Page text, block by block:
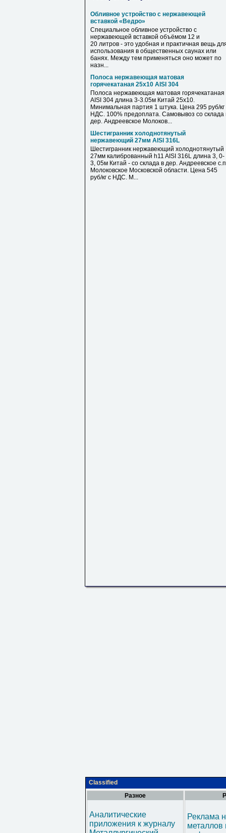
Обливное устройство с нержавеющей
вставкой «Ведро»
Специальное обливное устройство с
нержавеющей вставкой объёмом 12 и
20 литров - это удобная и практичная вещь
использования в общественных саунах или
банях. Между тем применяться оно может по
назн...
Полоса нержавеющая матовая
горячекатаная 25х10 AISI 304
Полоса нержавеющая матовая горячекатаная
AISI 304 длина 3-3.05м Китай 25х10.
Минимальная партия 1 штука. Цена 295 руб/кг
НДС. 100% предоплата. Самовывоз со склада
дер. Андреевское Молоков...
Шестигранник холоднотянутый
нержавеющий 27мм AISI 316L
Шестигранник нержавеющий холоднотянутый
27мм калиброванный h11 AISI 316L длина 3, 0-
3, 05м Китай - со склада в дер. Андреевское
Молоковское Московской области. Цена 545
руб/кг с НДС. М...
Classified
Разное
Аналитические
приложения к журналу
Реклама
металлов